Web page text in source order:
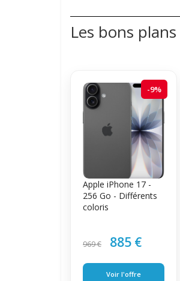
Les bons
-9%
Apple iPhone 17 -
256 Go - Différents
coloris
969 € 885 €
Voir l'offre